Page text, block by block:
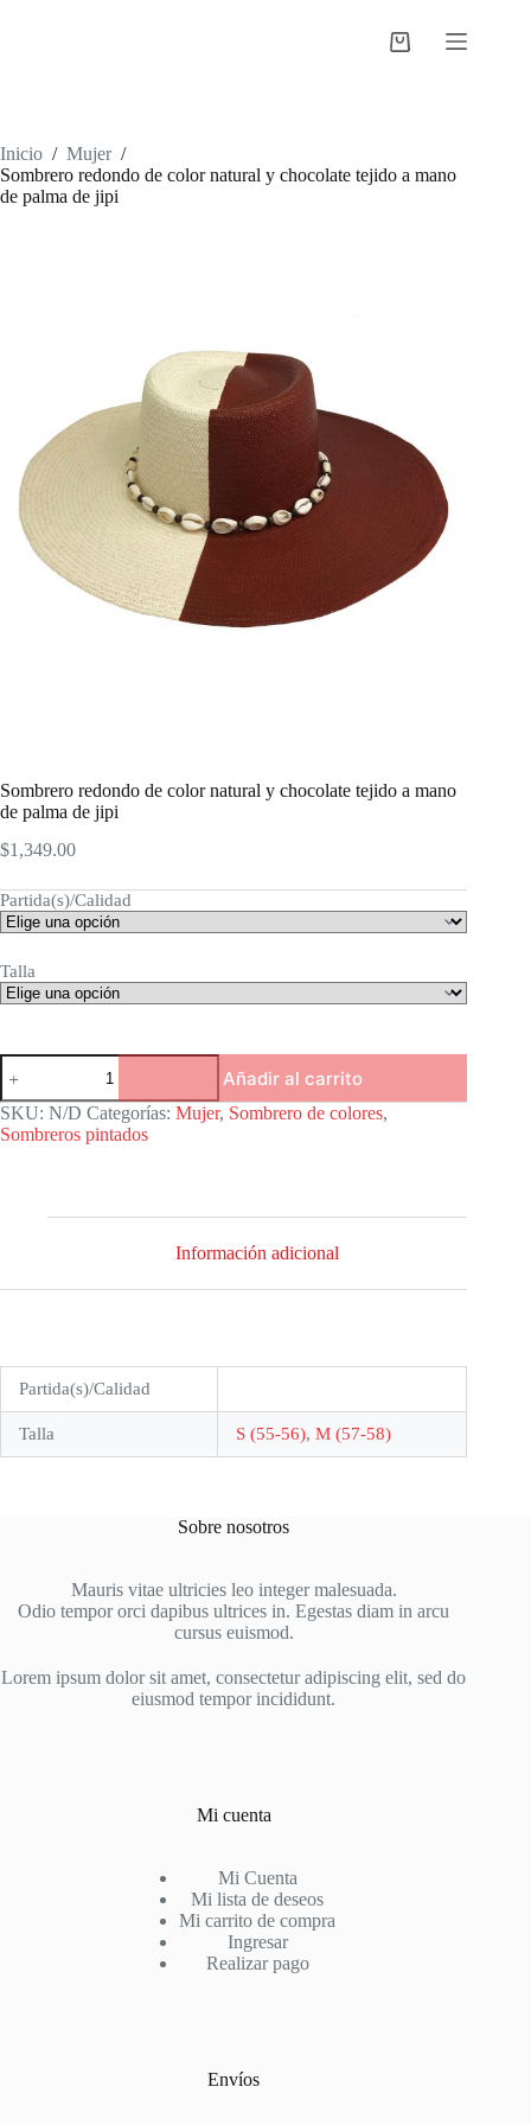
Shopping
Inicio / Mujer /
Sombrero redondo de color natural y chocolate tejido a mano
de palma de jipi
Sombrero redondo de color natural y chocolate tejido a mano
de palma de jipi
$1,349.00
Partida(s)/Calidad
Talla
Sombrero
redondo
de
color
natural
palma
Añadir al carrito
SKU: N/D Categorías: Mujer, Sombrero de colores,
Sombreros pintados
Información adicional
Partida(s)/Calidad
Talla S (55-56), M (57-58)
Sobre nosotros
Mauris vitae ultricies leo integer malesuada.
Odio tempor orci dapibus ultrices in. Egestas diam in arcu
cursus euismod.
Lorem ipsum dolor sit amet, consectetur adipiscing elit, sed do
eiusmod tempor incididunt.
Mi cuenta
Mi Cuenta
Mi lista de deseos
Mi carrito de compra
Ingresar
Realizar pago
Envíos